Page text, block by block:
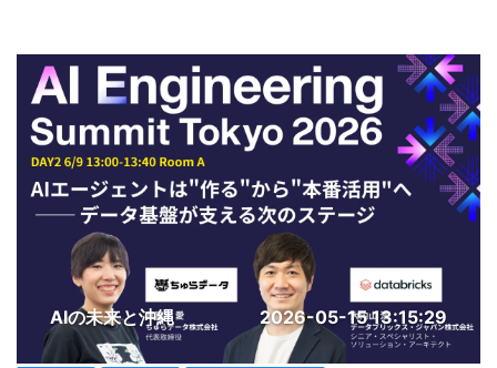
AIの未来と沖縄 2026-05-15 13:15:29